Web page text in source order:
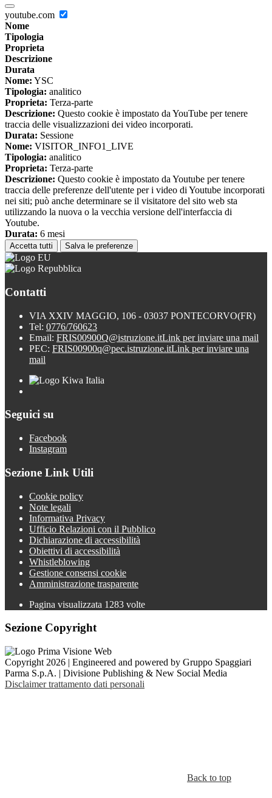
youtube.com
Nome
Tipologia
Proprieta
Descrizione
Durata
Nome: YSC
Tipologia: analitico
Proprieta: Terza-parte
Descrizione: Questo cookie è impostato da YouTube per tenere
traccia delle visualizzazioni dei video incorporati.
Durata: Sessione
Nome: VISITOR_INFO1_LIVE
Tipologia: analitico
Proprieta: Terza-parte
Descrizione: Questo cookie è impostato da Youtube per tenere
traccia delle preferenze dell'utente per i video di Youtube incorporati
nei siti; può anche determinare se il visitatore del sito web sta
utilizzando la nuova o la vecchia versione dell'interfaccia di
Youtube.
Durata: 6 mesi
Accetta tutti Salva le preferenze
Contatti
VIA XXIV MAGGIO, 106 - 03037 PONTECORVO(FR)
Tel: 0776/760623
Email: FRIS00900Q@istruzione.itLink per inviare una mail
PEC: FRIS00900q@pec.istruzione.itLink per inviare una
mail
Seguici su
Facebook
Instagram
Sezione Link Utili
Cookie policy
Note legali
Informativa Privacy
Ufficio Relazioni con il Pubblico
Dichiarazione di accessibilità
Obiettivi di accessibilità
Whistleblowing
Gestione consensi cookie
Amministrazione trasparente
Pagina visualizzata 1283 volte
Sezione Copyright
Copyright 2026 | Engineered and powered by Gruppo Spaggiari
Parma S.p.A. | Divisione Publishing & New Social Media
Disclaimer trattamento dati personali
Back to top